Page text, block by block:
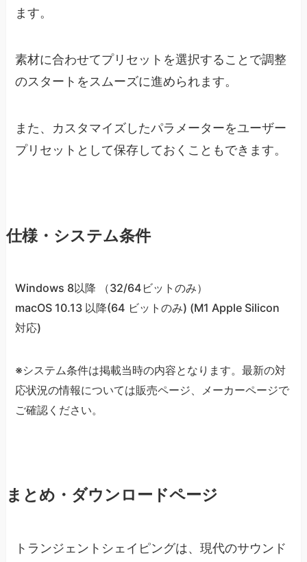
ます。
素材に合わせてプリセットを選択することで調整
のスタートをスムーズに進められます。
また、カスタマイズしたパラメーターをユーザー
プリセットとして保存しておくこともできます。
仕様・システム条件
Windows 8以降 （32/64ビットのみ）
macOS 10.13 以降(64 ビットのみ) (M1 Apple Silicon
対応)
※システム条件は掲載当時の内容となります。最新の対
応状況の情報については販売ページ、メーカーページで
ご確認ください。
まとめ・ダウンロードページ
トランジェントシェイピングは、現代のサウンド